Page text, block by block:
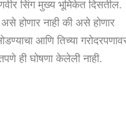
सिंग मुख्य भूमिकेत दिसतील.
होणार नाही की असे होणार
आणि तिच्या
ही घोषणा केलेली नाही.